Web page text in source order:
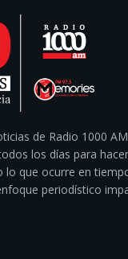
de Radio 1000
los días para
que ocurre en
periodístico